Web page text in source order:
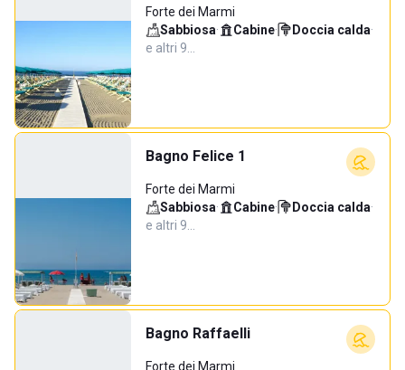
Forte dei Marmi
Sabbiosa· Cabine· Doccia calda·
e altri 9…
Bagno Felice 1
Forte dei Marmi
Sabbiosa· Cabine· Doccia calda·
e altri 9…
Bagno Raffaelli
Forte dei Marmi